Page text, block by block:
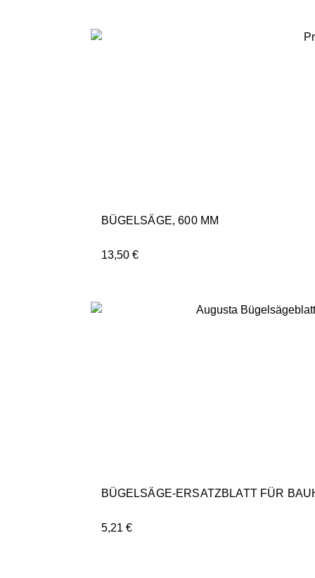
BÜGELSÄGE, 600 MM
13,50 €
BÜGELSÄGE-ERSATZBLATT FÜR
5,21 €